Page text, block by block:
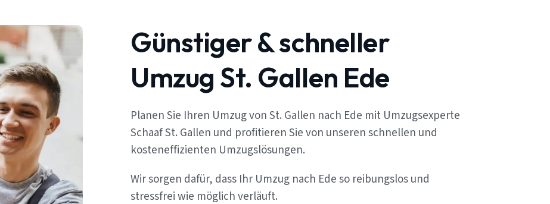
Günstiger & schneller
Umzug St. Gallen Ede
Planen Sie Ihren Umzug von St. Gallen nach Ede mit Umzugsexperte
Schaaf St. Gallen und profitieren Sie von unseren schnellen und
kosteneffizienten Umzugslösungen.
Wir sorgen dafür, dass Ihr Umzug nach Ede so reibungslos und
stressfrei wie möglich verläuft.